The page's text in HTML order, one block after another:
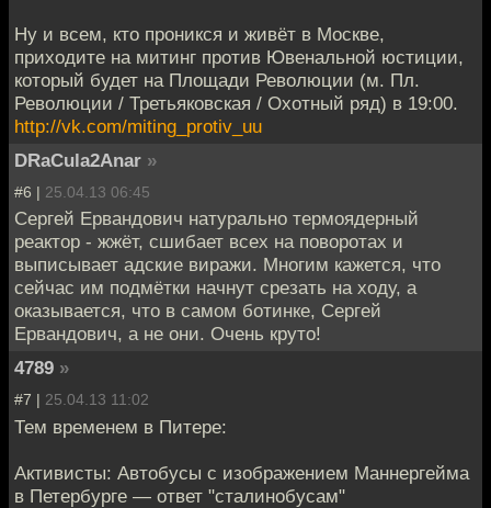
Ну и всем, кто проникся и живёт в Москве,
приходите на митинг против Ювенальной юстиции,
который будет на Площади Революции (м. Пл.
Революции / Третьяковская / Охотный ряд) в 19:00.
http://vk.com/miting_protiv_uu
DRaCula2Anar »
#6 | 25.04.13 06:45
Сергей Ервандович натурально термоядерный
реактор - жжёт, сшибает всех на поворотах и
выписывает адские виражи. Многим кажется, что
сейчас им подмётки начнут срезать на ходу, а
оказывается, что в самом ботинке, Сергей
Ервандович, а не они. Очень круто!
4789 »
#7 | 25.04.13 11:02
Тем временем в Питере:
Активисты: Автобусы с изображением Маннергейма
в Петербурге — ответ "сталинобусам"